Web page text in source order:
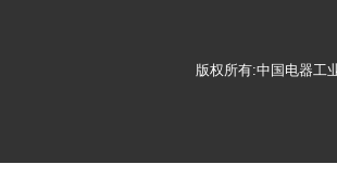
版权所有:中国电器工